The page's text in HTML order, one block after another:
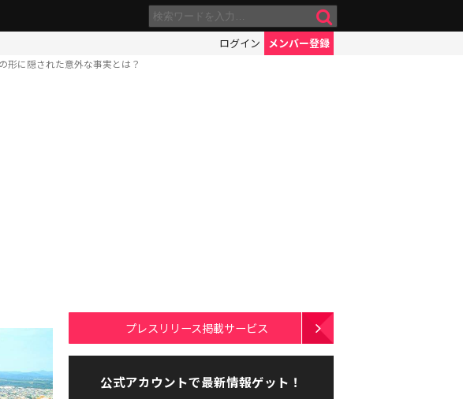
ログイン メンバー登録
形に隠された意外な事実とは？
プレスリリース掲載サービス
公式アカウントで最新情報ゲット！